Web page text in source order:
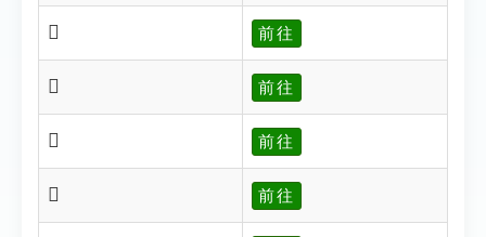
𤌻 前往
𤌼 前往
𤌽 前往
𤍐 前往